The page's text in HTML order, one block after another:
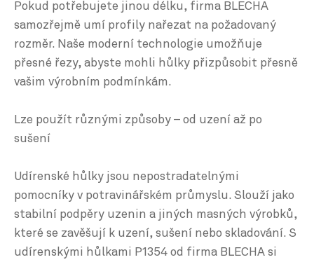
Pokud potřebujete jinou délku, firma BLECHA
samozřejmě umí profily nařezat na požadovaný
rozměr. Naše moderní technologie umožňuje
přesné řezy, abyste mohli hůlky přizpůsobit přesně
vašim výrobním podmínkám.
Lze použít různými způsoby – od uzení až po
sušení
Udírenské hůlky jsou nepostradatelnými
pomocníky v potravinářském průmyslu. Slouží jako
stabilní podpěry uzenin a jiných masných výrobků,
které se zavěšují k uzení, sušení nebo skladování. S
udírenskými hůlkami P1354 od firma BLECHA si